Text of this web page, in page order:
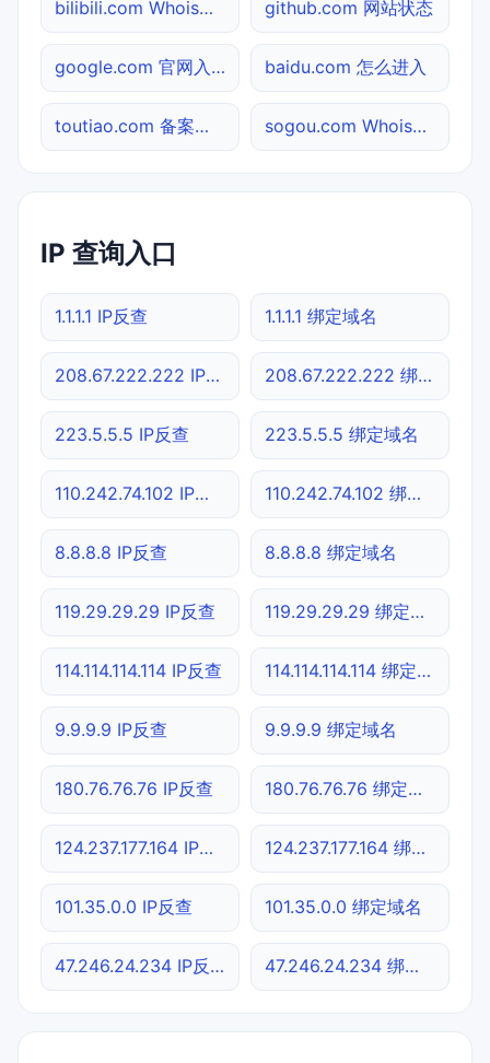
bilibili.com Whois查询 github.com 网站状态
google.com 官网入口 baidu.com 怎么进入
toutiao.com 备案查询 sogou.com Whois查询
IP 查询入口
1.1.1.1 IP反查 1.1.1.1 绑定域名
208.67.222.222 IP反查 208.67.222.222 绑定域名
223.5.5.5 IP反查 223.5.5.5 绑定域名
110.242.74.102 IP反查 110.242.74.102 绑定域名
8.8.8.8 IP反查 8.8.8.8 绑定域名
119.29.29.29 IP反查 119.29.29.29 绑定域名
114.114.114.114 IP反查 114.114.114.114 绑定域名
9.9.9.9 IP反查 9.9.9.9 绑定域名
180.76.76.76 IP反查 180.76.76.76 绑定域名
124.237.177.164 IP反查 124.237.177.164 绑定域名
101.35.0.0 IP反查 101.35.0.0 绑定域名
47.246.24.234 IP反查 47.246.24.234 绑定域名